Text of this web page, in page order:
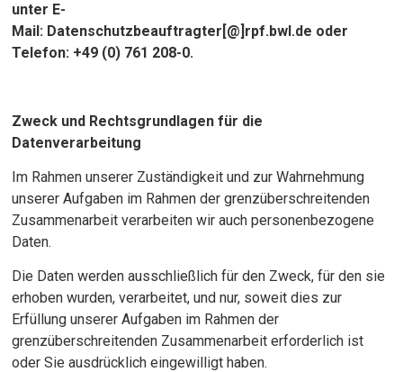
unter E-
Mail: Datenschutzbeauftragter[@]rpf.bwl.de oder
Telefon: +49 (0) 761 208-0.
Zweck und Rechtsgrundlagen für die
Datenverarbeitung
Im Rahmen unserer Zuständigkeit und zur Wahrnehmung
unserer Aufgaben im Rahmen der grenzüberschreitenden
Zusammenarbeit verarbeiten wir auch personenbezogene
Daten.
Die Daten werden ausschließlich für den Zweck, für den sie
erhoben wurden, verarbeitet, und nur, soweit dies zur
Erfüllung unserer Aufgaben im Rahmen der
grenzüberschreitenden Zusammenarbeit erforderlich ist
oder Sie ausdrücklich eingewilligt haben.